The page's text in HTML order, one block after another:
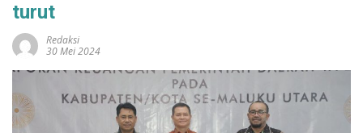
turut
Redaksi
30 Mei 2024